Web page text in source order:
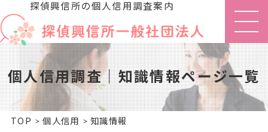
探偵興信所の個人信用調査案内
個人信用調査｜知識情報ページ一覧
TOP 個人信用 知識情報